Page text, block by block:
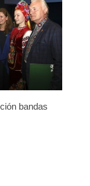
bandas